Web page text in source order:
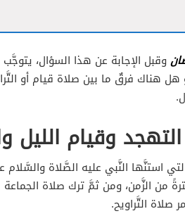
وقبل الإجابة عن هذا السؤال، يتوجَّب
هناك فرقٌ ما بين صلاة قيام أو
وقيام الليل
استنَّها النَّبي عليه الصَّلاة
من الزَّمن، ومن ثمَّ ترك صلاة
صلاة التَّراويح.